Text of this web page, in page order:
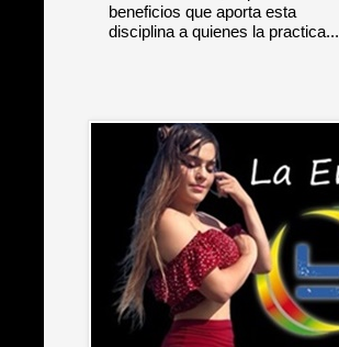
beneficios que aporta esta
disciplina a quienes la practica...